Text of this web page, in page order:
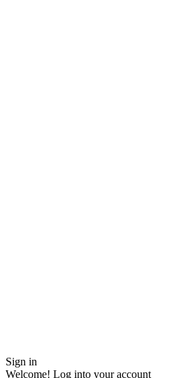
Sign in
Welcome! Log into your account